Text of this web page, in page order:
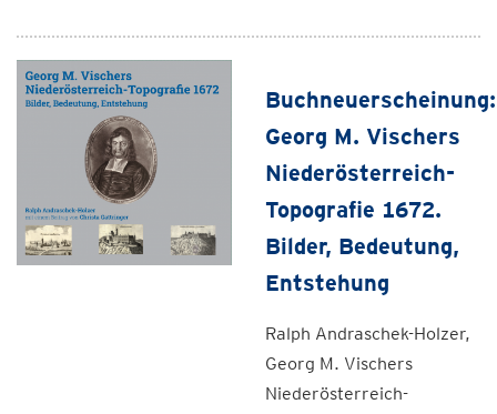
Buchneuerscheinung:
Georg M. Vischers
Niederösterreich-
Topografie 1672.
Bilder, Bedeutung,
Entstehung
Ralph Andraschek-Holzer,
Georg M. Vischers
Niederösterreich-